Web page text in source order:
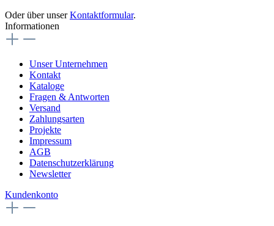
Oder über unserKontaktformular.
Informationen
Unser Unternehmen
Kontakt
Kataloge
Fragen & Antworten
Versand
Zahlungsarten
Projekte
Impressum
AGB
Datenschutzerklärung
Newsletter
Kundenkonto